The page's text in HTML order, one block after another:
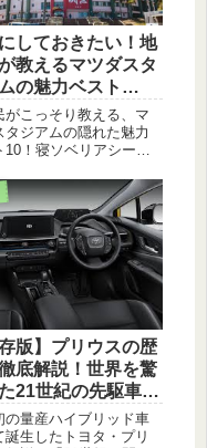
しておきたい！地
教えるマツダスタ
の魅力ベスト
場情報満載】
がこっそり教える、マ
タジアムの隠れた魅力
10！寝ソベリアシート
場グルメ、絶景夕焼け
ガイドブックに載らな
ておきの情報満載。カ
ァン必見！
存版】プリウスの歴
底解説！世界を驚
21世紀の先駆車、
化の軌跡
の量産ハイブリッド車
誕生したトヨタ・プリ